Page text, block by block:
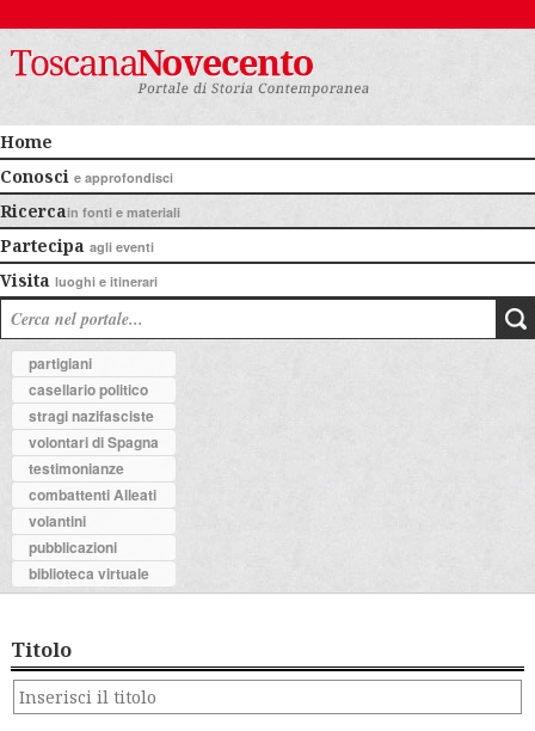
Home
Conosci e approfondisci
Ricercain fonti e materiali
Partecipa agli eventi
Visita luoghi e itinerari
partigiani
casellario politico
stragi nazifasciste
volontari di Spagna
testimonianze
combattenti Alleati
volantini
pubblicazioni
biblioteca virtuale
Titolo